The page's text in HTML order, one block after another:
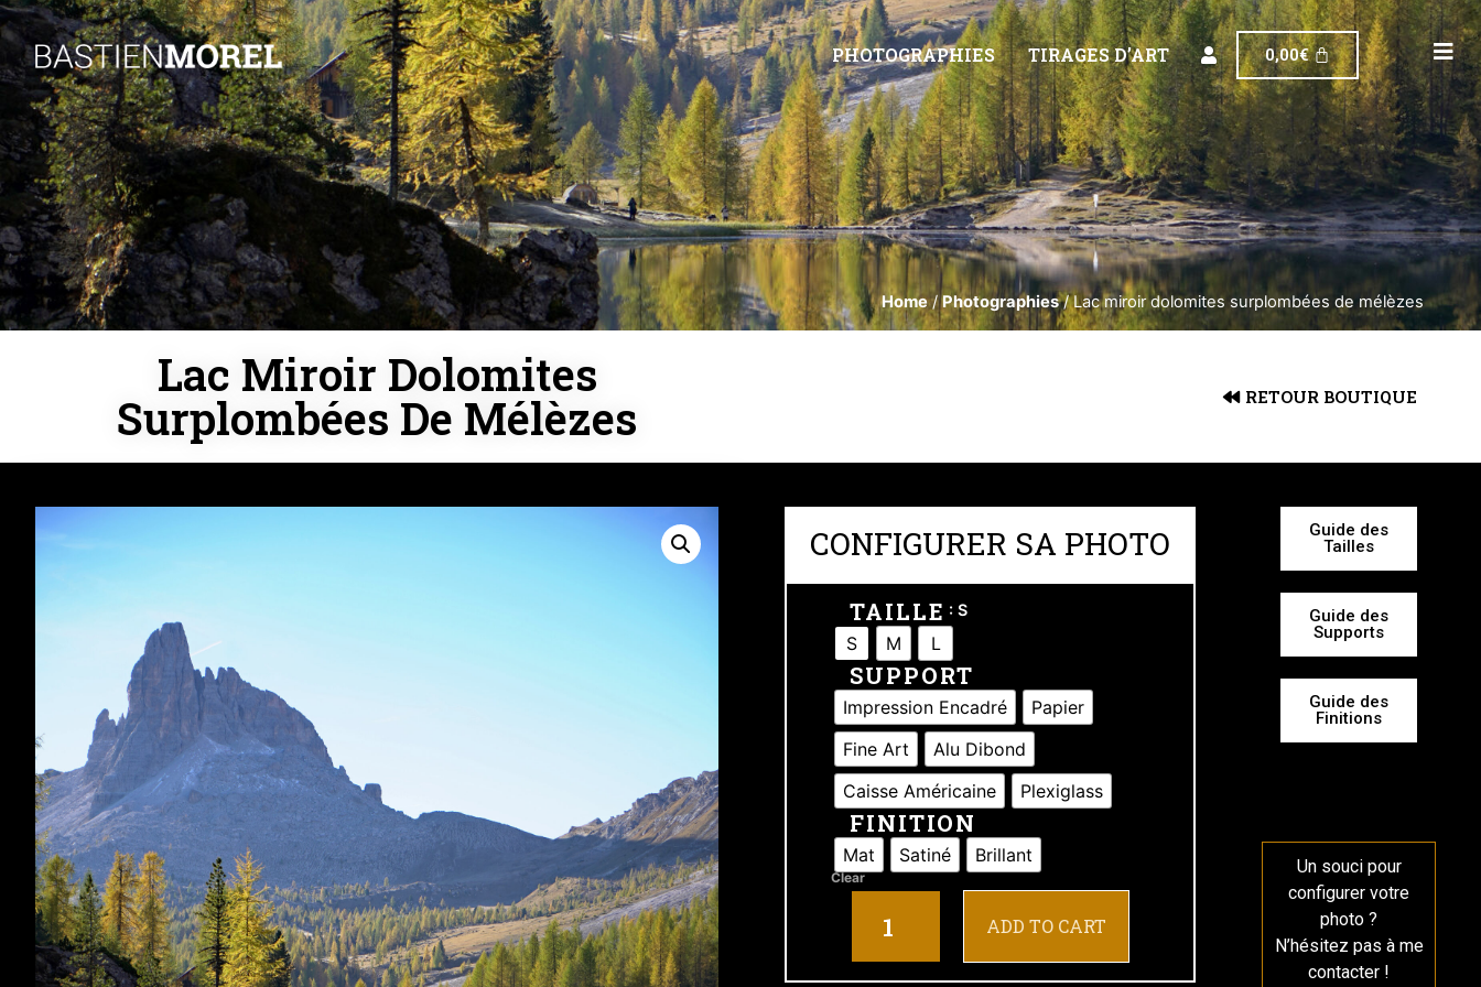
PHOTOGRAPHIES TIRAGES D’ART 0,00€
Home/Photographies/ Lac miroir dolomites surplombées de mélèzes
Lac Miroir Dolomites
Surplombées De Mélèzes RETOUR BOUTIQUE
CONFIGURER SA PHOTO
TAILLE : S
S M L
SUPPORT
Impression Encadré
Papier
Fine Art
Alu Dibond
Caisse Américaine
Plexiglass
FINITION
Mat Satiné Brillant
Clear
ADD TO CART
Guide des
Tailles
Guide des
Supports
Guide des
Finitions
Un souci pour
configurer votre
photo ?
N’hésitez pas à me
contacter !